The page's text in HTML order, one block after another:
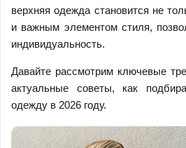
верхняя одежда становится не
и важным элементом стиля,
индивидуальность.
Давайте рассмотрим ключевые
актуальные советы, как
одежду в 2026 году.